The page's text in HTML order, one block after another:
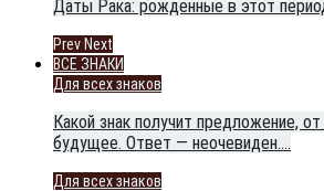
Даты Рака: рожденные в этот
Prev Next
ВСЕ ЗНАКИ
Для всех знаков
Какой знак получит предложение,
будущее. Ответ — неочевиден.…
Для всех знаков